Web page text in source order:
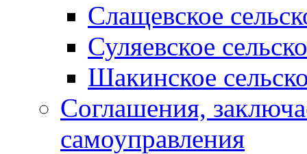
Слащевское
Суляевское
Шакинское
Соглашения,
самоуправления